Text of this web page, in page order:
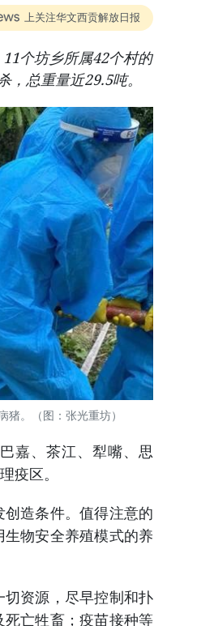
上关注华文西贡解放日报
个坊乡所属42个村的
总重量近29.5吨。
。（图：张光重坊）
嘉、茶江、犁嘴、思
疫区。
造条件。值得注意的
物安全养殖模式的养
资源，尽早控制和扑
亡牲畜；疫苗接种等